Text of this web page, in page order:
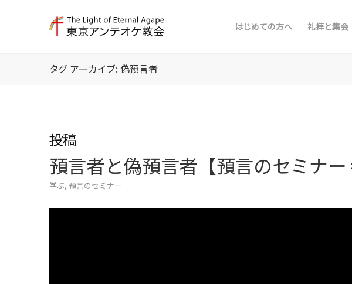
はじめての方へ 礼拝と集会
タグ アーカイブ: 偽預言者
投稿
預言者と偽預言者【預言のセミナー
学ぶ, 預言のセミナー